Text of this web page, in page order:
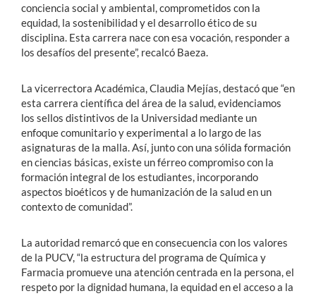
conciencia social y ambiental, comprometidos con la
equidad, la sostenibilidad y el desarrollo ético de su
disciplina. Esta carrera nace con esa vocación, responder a
los desafíos del presente”, recalcó Baeza.
La vicerrectora Académica, Claudia Mejías, destacó que “en
esta carrera científica del área de la salud, evidenciamos
los sellos distintivos de la Universidad mediante un
enfoque comunitario y experimental a lo largo de las
asignaturas de la malla. Así, junto con una sólida formación
en ciencias básicas, existe un férreo compromiso con la
formación integral de los estudiantes, incorporando
aspectos bioéticos y de humanización de la salud en un
contexto de comunidad”.
La autoridad remarcó que en consecuencia con los valores
de la PUCV, “la estructura del programa de Química y
Farmacia promueve una atención centrada en la persona, el
respeto por la dignidad humana, la equidad en el acceso a la